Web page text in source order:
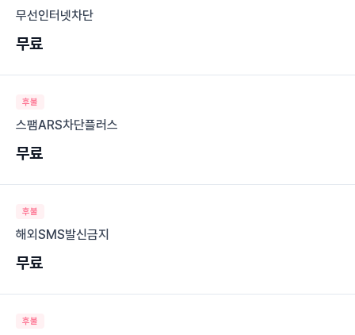
무선인터넷차단
무료
후불
스팸ARS차단플러스
무료
후불
해외SMS발신금지
무료
후불